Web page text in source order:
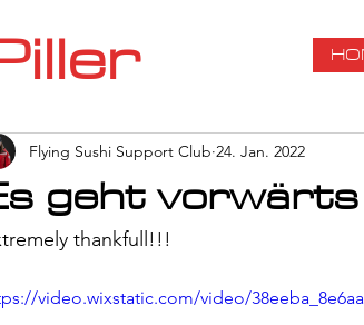
geht vorwärts
Flying Sushi Support Club 24. Jan. 2022
thankfull!!!
video.wixstatic.com/video/